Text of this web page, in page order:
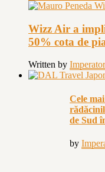
Wizz Air a
50% cota de
Written by Imperator
Cele
de Sud
by